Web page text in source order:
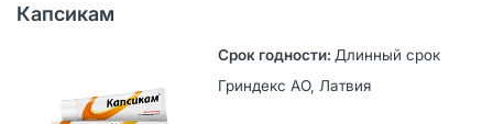
Капсикам
Длинный срок
Гриндекс АО, Латвия